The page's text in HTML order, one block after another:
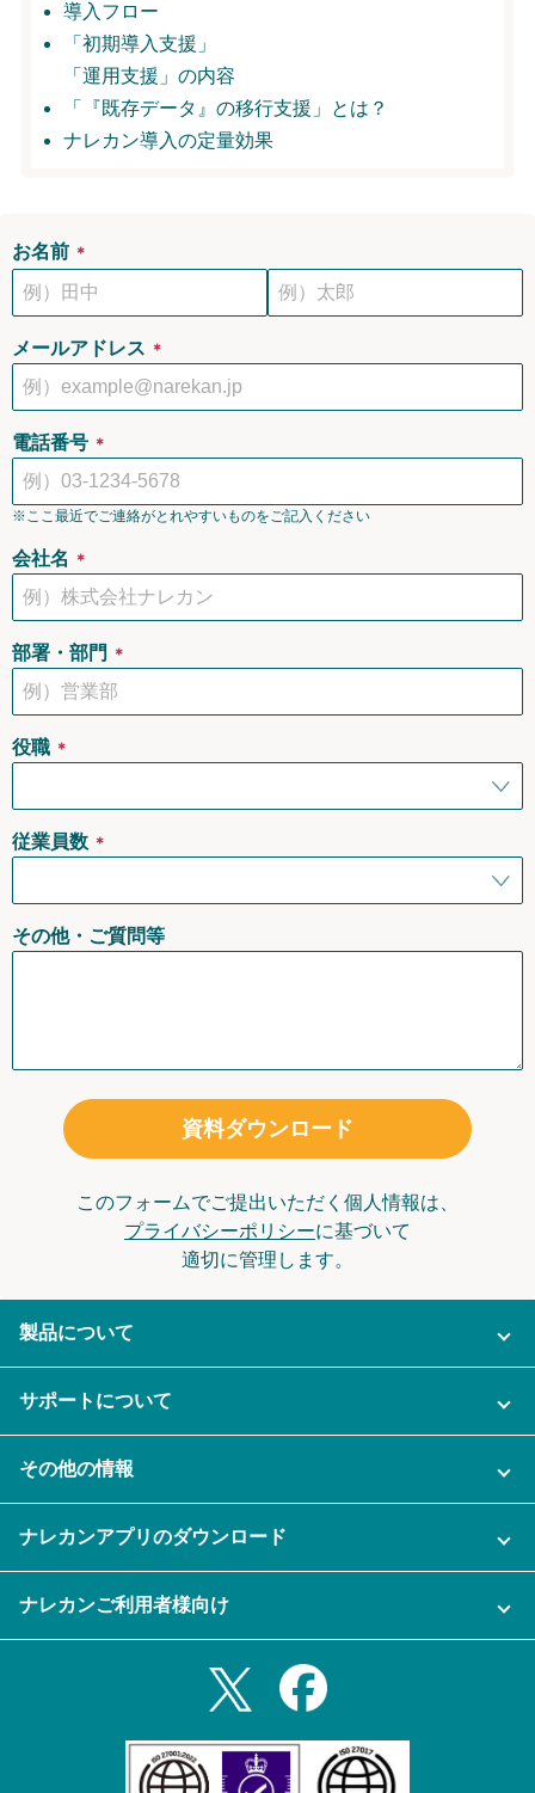
導入フロー
「初期導入支援」
「運用支援」の内容
「『既存データ』の移行支援」とは？
ナレカン導入の定量効果
お名前 ＊
メールアドレス ＊
電話番号 ＊
※ここ最近でご連絡がとれやすいものをご記入ください
会社名 ＊
部署・部門 ＊
役職 ＊
従業員数 ＊
その他・ご質問等
資料ダウンロード
このフォームでご提出いただく個人情報は、
プライバシーポリシーに基づいて
適切に管理します。
製品について
ご利用企業様の声
セキュリティ
資料をダウンロードする
メール自動転送機能
サポートについて
充実サポート
その他の情報
セミナー一覧
プライバシーポリシー
ナレカンアプリのダウンロード
Androidタブレットアプリ
ナレカンご利用者様向け